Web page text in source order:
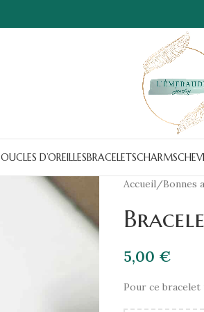
D’OREILLESBRACELETSCHARMS
Accueil Bonnes
5,00 €
Pour ce